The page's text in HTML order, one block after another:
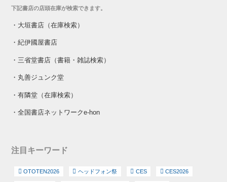
下記書店の店頭在庫が検索できます。
・ 大垣書店（在庫検索）
・紀伊國屋書店
・ 三省堂書店（書籍・雑誌検索）
・ 丸善ジュンク堂
・有隣堂（在庫検索）
・全国書店ネットワークe-hon
注目キーワード
OTOTEN2026 ヘッドフォン祭 CES CES2026